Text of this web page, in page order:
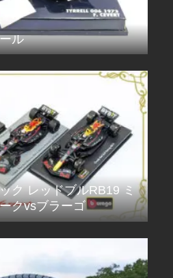
ル
ク レッドブルRB19 ミ
クvsブラーゴ